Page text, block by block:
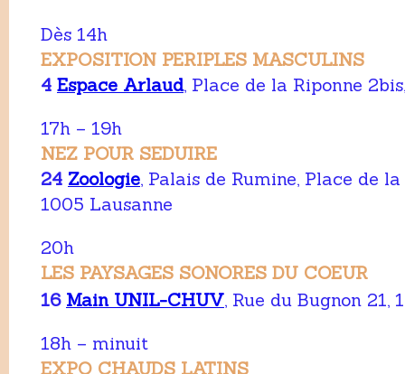
Dès 14h
EXPOSITION PERIPLES MASCULINS
4 Espace Arlaud, Place de la Riponne
17h – 19h
NEZ POUR SEDUIRE
24 Zoologie, Palais de Rumine, Place de
1005 Lausanne
20h
LES PAYSAGES SONORES DU COEUR
16 Main UNIL-CHUV, Rue du Bugnon 21,
18h – minuit
EXPO CHAUDS LATINS